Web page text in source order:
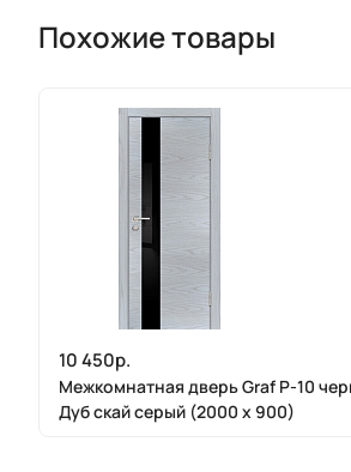
Похожие товары
10 450р.
Межкомнатная дверь Graf P-10
Дуб скай серый (2000 х 900)